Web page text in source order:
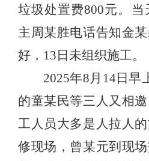
垃圾处置费800元。当
主周某胜电话告知金
好，13日未组织施工。
2025年8月14日早
的童某民等三人又相
工人员大多是人拉人
修现场，曾某元到现场